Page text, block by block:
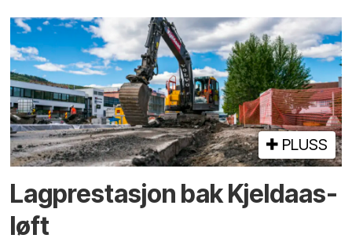
PLUSS
Lagprestasjon bak Kjeldaas-
løft